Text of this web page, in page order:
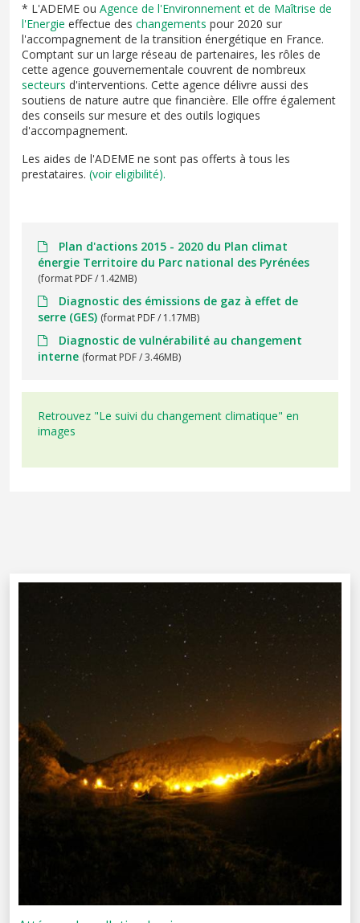
* L'ADEME ou Agence de l'Environnement et de Maîtrise de
l'Energie effectue des changements pour 2020 sur
l'accompagnement de la transition énergétique en France.
Comptant sur un large réseau de partenaires, les rôles de
cette agence gouvernementale couvrent de nombreux
secteurs d'interventions. Cette agence délivre aussi des
soutiens de nature autre que financière. Elle offre également
des conseils sur mesure et des outils logiques
d'accompagnement.
Les aides de l'ADEME ne sont pas offerts à tous les
prestataires. (voir eligibilité).
Plan d'actions 2015 - 2020 du Plan climat
énergie Territoire du Parc national des Pyrénées
(format PDF / 1.42MB)
Diagnostic des émissions de gaz à effet de
serre (GES) (format PDF / 1.17MB)
Diagnostic de vulnérabilité au changement
interne (format PDF / 3.46MB)
Retrouvez "Le suivi du changement climatique" en
images